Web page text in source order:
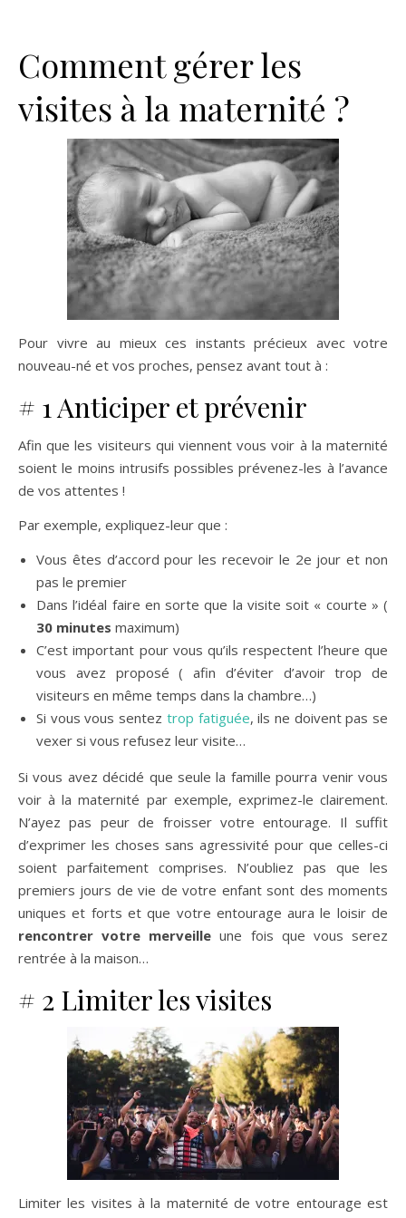
Comment gérer les
visites à la maternité ?
Pour vivre au mieux ces instants précieux avec votre
nouveau-né et vos proches, pensez avant tout à :
# 1 Anticiper et prévenir
Afin que les visiteurs qui viennent vous voir à la maternité
soient le moins intrusifs possibles prévenez-les à l’avance
de vos attentes !
Par exemple, expliquez-leur que :
Vous êtes d’accord pour les recevoir le 2e jour et non
pas le premier
Dans l’idéal faire en sorte que la visite soit « courte » (
30 minutes maximum)
C’est important pour vous qu’ils respectent l’heure que
vous avez proposé ( afin d’éviter d’avoir trop de
visiteurs en même temps dans la chambre…)
Si vous vous sentez trop fatiguée, ils ne doivent pas se
vexer si vous refusez leur visite…
Si vous avez décidé que seule la famille pourra venir vous
voir à la maternité par exemple, exprimez-le clairement.
N’ayez pas peur de froisser votre entourage. Il suffit
d’exprimer les choses sans agressivité pour que celles-ci
soient parfaitement comprises. N’oubliez pas que les
premiers jours de vie de votre enfant sont des moments
uniques et forts et que votre entourage aura le loisir de
rencontrer votre merveille une fois que vous serez
rentrée à la maison…
# 2 Limiter les visites
Limiter les visites à la maternité de votre entourage est